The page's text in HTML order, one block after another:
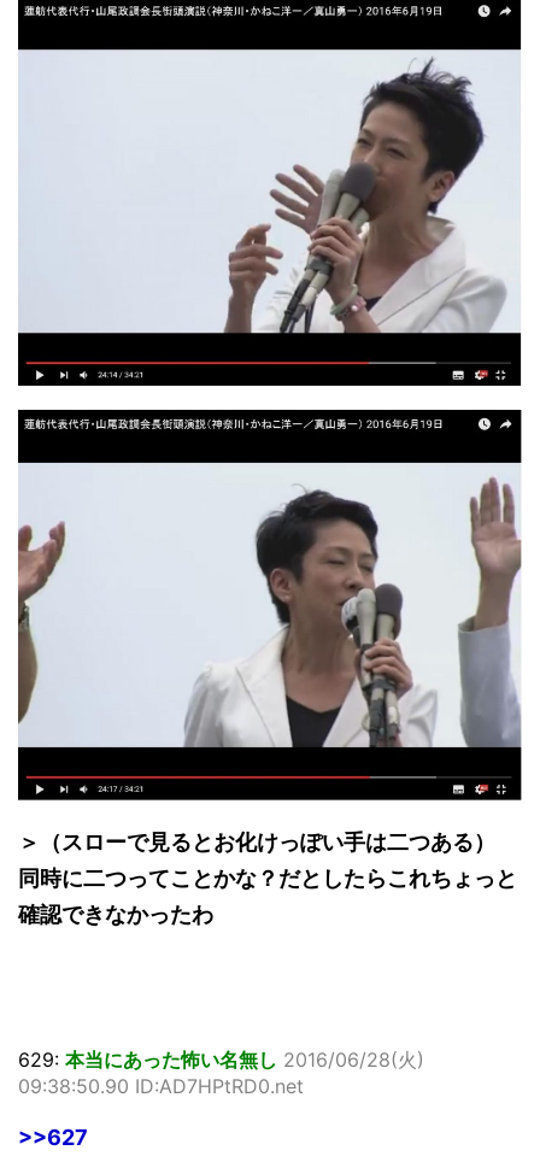
＞（スローで見るとお化けっぽい手は二つある）
同時に二つってことかな？だとしたらこれちょっと
確認できなかったわ
629: 本当にあった怖い名無し 2016/06/28(火)
09:38:50.90 ID:AD7HPtRD0.net
>>627